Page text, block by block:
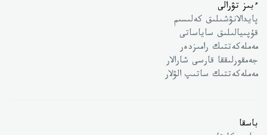
ءبىز تۋرالى
پايدالانۋشىلىق كەلىسىم
قۇپىيالىلىق ساياساتى
مەملەكەتتىك رامىزدەر
جەمقورلىققا قارسى شارالار
مەملەكەتتىك ساتىپ الۋلار
باسقا